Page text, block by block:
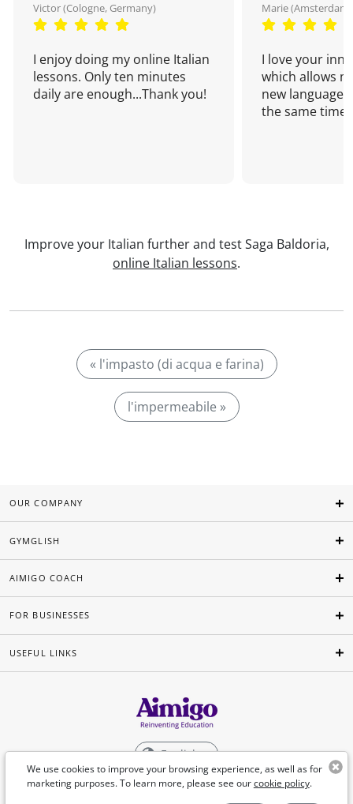
Victor (Cologne, Germany)
I enjoy doing my online Italian
lessons. Only ten minutes
daily are enough...Thank you!
Marie
I love your
which allows
new language
the same time!
Improve your Italian further and test Saga Baldoria,
online Italian lessons.
« l'impasto (di acqua e farina)
l'impermeabile »
We use cookies to improve your browsing experience, as well as for
marketing purposes. To learn more, please see ourcookie policy.
OUR COMPANY
GYMGLISH
AIMIGO COACH
FOR BUSINESSES
USEFUL LINKS
English
©Aimigo 2026